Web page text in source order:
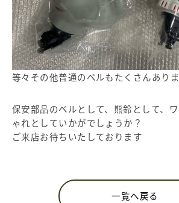
等々その他普通のベルもたくさんありま
保安部品のベルとして、熊鈴として、
ゃれとしていかがでしょうか？
ご来店お待ちいたしております
一覧へ戻る